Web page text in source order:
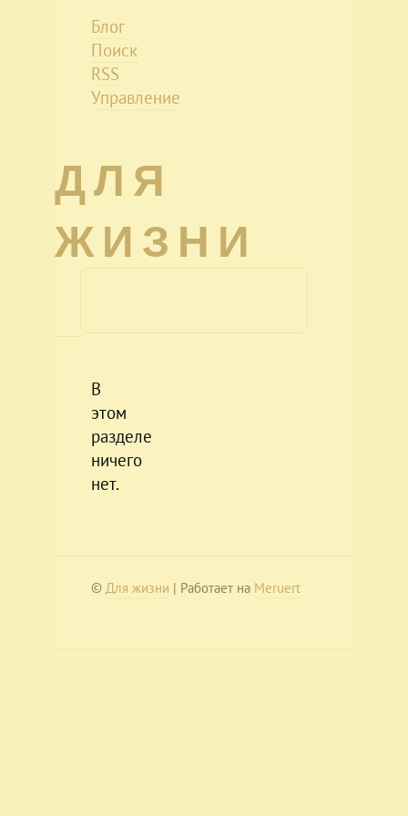
Блог
Поиск
RSS
Управление
ДЛЯ
ЖИЗНИ
В
этом
разделе
ничего
нет.
© Для жизни | Работает на Meruert